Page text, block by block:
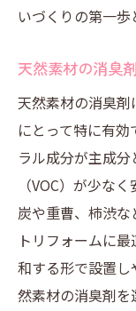
持続性
消臭剤
アップ
ホーム
対策
口コミ
ペット
いづくりの第一歩
天然素材の消臭
天然素材の消臭
にとって特に有
ラル成分が主成
（VOC）が少な
炭や重曹、柿渋
トリフォームに
和する形で設置
然素材の消臭剤